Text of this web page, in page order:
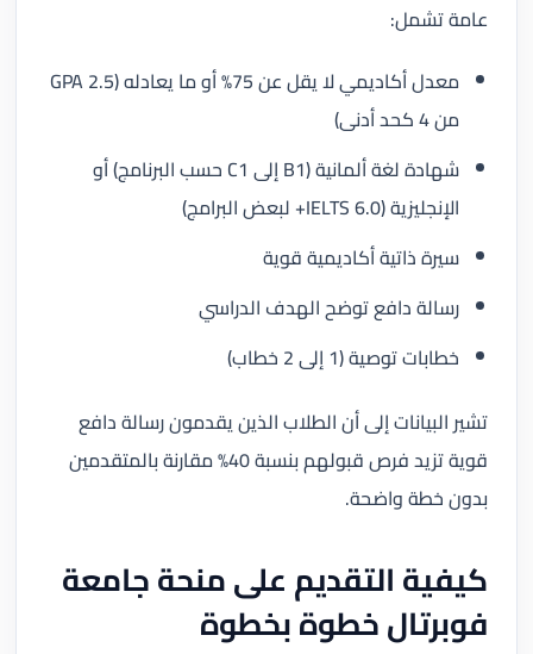
عامة تشمل:
معدل أكاديمي لا يقل عن 75% أو ما يعادله (GPA 2.5
من 4 كحد أدنى)
شهادة لغة ألمانية (B1 إلى C1 حسب البرنامج) أو
الإنجليزية (IELTS 6.0+ لبعض البرامج)
سيرة ذاتية أكاديمية قوية
رسالة دافع توضح الهدف الدراسي
خطابات توصية (1 إلى 2 خطاب)
تشير البيانات إلى أن الطلاب الذين يقدمون رسالة دافع
قوية تزيد فرص قبولهم بنسبة 40% مقارنة بالمتقدمين
بدون خطة واضحة.
كيفية التقديم على منحة جامعة
فوبرتال خطوة بخطوة